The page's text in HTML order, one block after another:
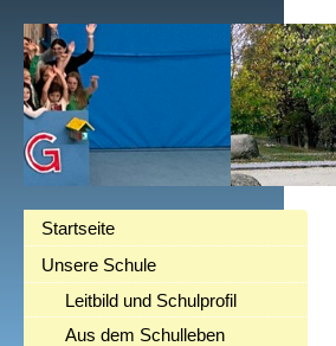
Startseite
Unsere Schule
Leitbild und Schulprofil
Aus dem Schulleben